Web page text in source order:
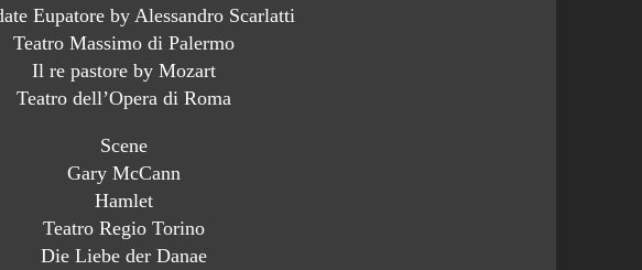
Eupatore by Alessandro Scarlatti
Teatro Massimo di Palermo
Il re pastore by Mozart
Teatro dell’Opera di Roma
Scene
Gary McCann
Hamlet
Teatro Regio Torino
Die Liebe der Danae